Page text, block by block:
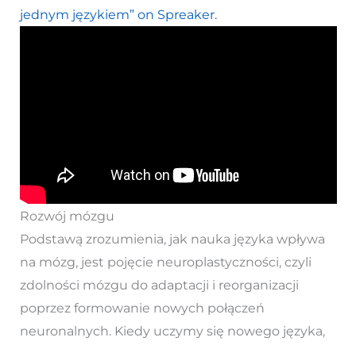
jednym językiem” on Spreaker.
Rozwój mózgu
Podstawą zrozumienia, jak nauka języka wpływa
na mózg, jest pojęcie neuroplastyczności, czyli
zdolności mózgu do adaptacji i reorganizacji
poprzez formowanie nowych połączeń
neuronalnych. Kiedy uczymy się nowego języka,